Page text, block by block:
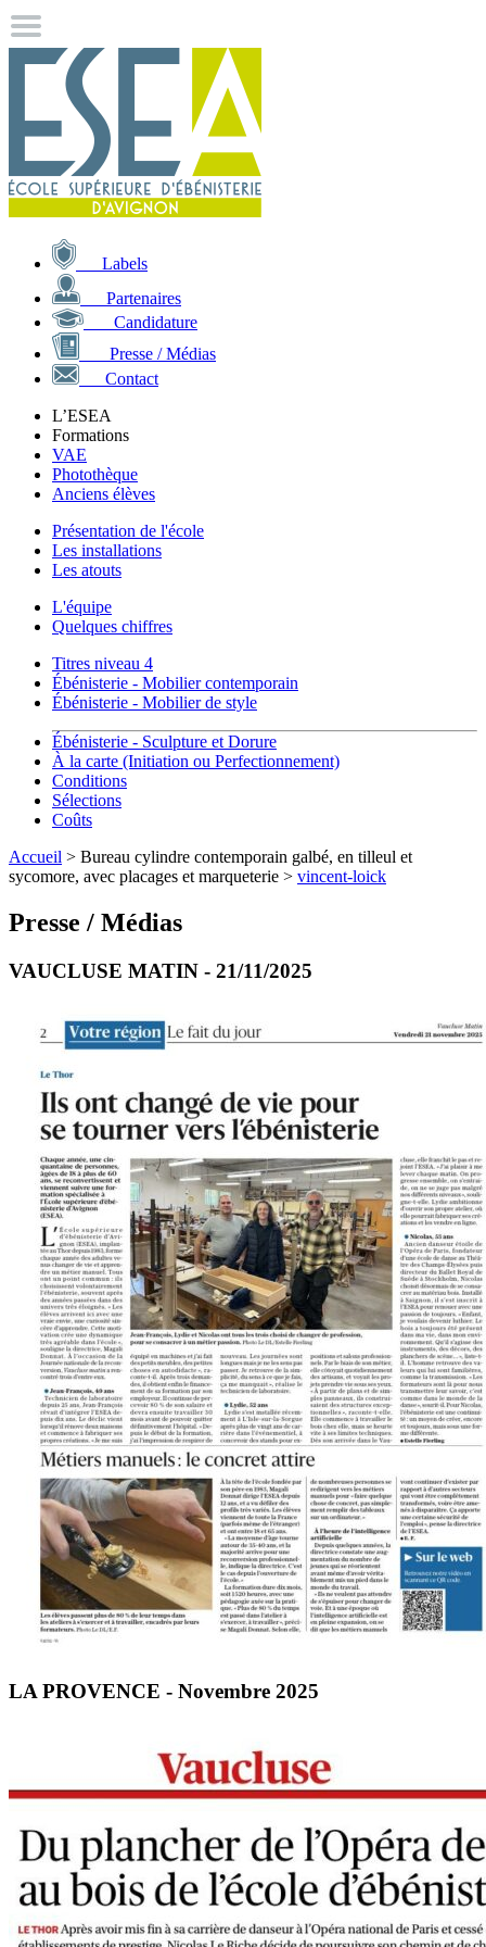
Labels
Partenaires
Candidature
Presse / Médias
Contact
L’ESEA
Formations
VAE
Photothèque
Anciens élèves
Présentation de l'école
Les installations
Les atouts
L'équipe
Quelques chiffres
Titres niveau 4
Ébénisterie - Mobilier contemporain
Ébénisterie - Mobilier de style
Ébénisterie - Sculpture et Dorure
À la carte (Initiation ou Perfectionnement)
Conditions
Sélections
Coûts
Accueil > Bureau cylindre contemporain galbé, en tilleul et
sycomore, avec placages et marqueterie > vincent-loick
Presse / Médias
VAUCLUSE MATIN - 21/11/2025
LA PROVENCE - Novembre 2025